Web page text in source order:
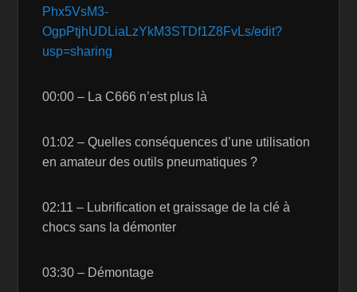
Phx5VsM3-
OgpPtjhUDLiaLzYkM3STDf1Z8FvLs/edit?
usp=sharing
00:00 – La C666 n’est plus là
01:02 – Quelles conséquences d’une utilisation
en amateur des outils pneumatiques ?
02:11 – Lubrification et graissage de la clé à
chocs sans la démonter
03:30 – Démontage